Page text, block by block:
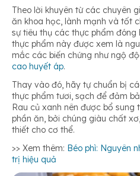
Theo lời khuyên từ các chuyên
ăn khoa học, lành mạnh và tốt
sự tiêu thụ các thực phẩm đóng
thực phẩm này được xem là
mắc các biến chứng như ngộ
cao huyết áp.
Thay vào đó, hãy tự chuẩn bị
thực phẩm tươi, sạch để đảm
Rau củ xanh nên được bổ sung
phần ăn, bởi chúng giàu chất
thiết cho cơ thể.
>> Xem thêm: Béo phì: Nguyên
trị hiệu quả